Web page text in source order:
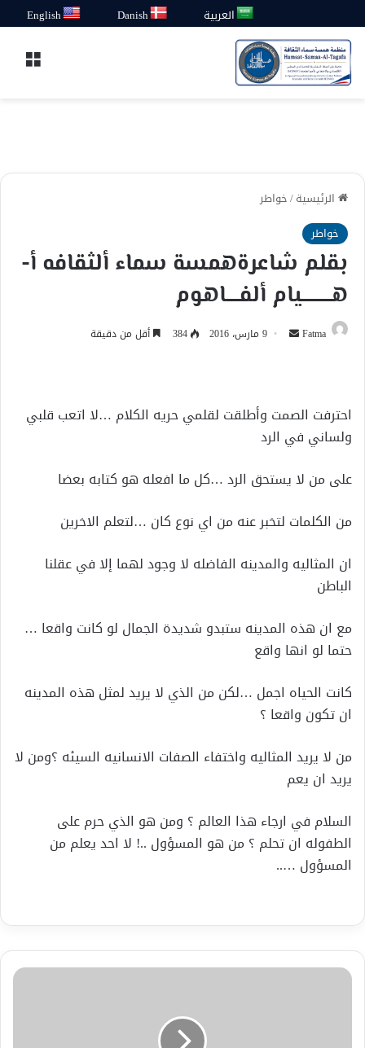
العربية Danish
English
الرئيسية/خواطر
خواطر
بقلم شاعرةهمسة سماء ألثقافه أ-
هـــــــــيام ألفــــاهوم
Fatma
أرسل 9 مارس، 2016 384 أقل من دقيقة
احترفت الصمت وأطلقت لقلمي حريه الكلام …لا اتعب قلبي
ولساني في الرد
على من لا يستحق الرد …كل ما افعله هو كتابه بعضا
من الكلمات لتخبر عنه من اي نوع كان …لتعلم الاخرين
ان المثاليه والمدينه الفاضله لا وجود لهما إلا في عقلنا
الباطن
مع ان هذه المدينه ستبدو شديدة الجمال لو كانت واقعا …
حتما لو انها واقع
كانت الحياه اجمل …لكن من الذي لا يريد لمثل هذه المدينه
ان تكون واقعا ؟
من لا يريد المثاليه واختفاء الصفات الانسانيه السيئه ؟ومن لا
يريد ان يعم
السلام في ارجاء هذا العالم ؟ ومن هو الذي حرم على
الطفوله ان تحلم ؟ من هو المسؤول ..! لا احد يعلم من
المسؤول …..
كتبت